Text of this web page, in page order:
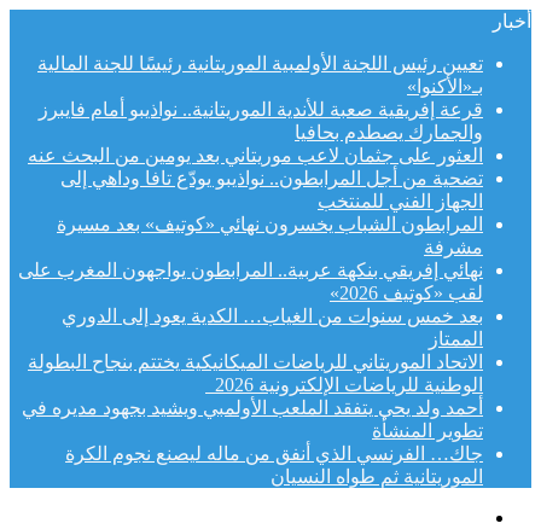
أخبار
تعيين رئيس اللجنة الأولمبية الموريتانية رئيسًا للجنة المالية
بـ«الأكنوا»
قرعة إفريقية صعبة للأندية الموريتانية.. نواذيبو أمام فايبرز
والجمارك يصطدم بحافيا
العثور على جثمان لاعب موريتاني بعد يومين من البحث عنه
تضحية من أجل المرابطون.. نواذيبو يودّع تافا وداهي إلى
الجهاز الفني للمنتخب
المرابطون الشباب يخسرون نهائي «كوتيف» بعد مسيرة
مشرفة
نهائي إفريقي بنكهة عربية.. المرابطون يواجهون المغرب على
لقب «كوتيف 2026»
بعد خمس سنوات من الغياب… الكدية يعود إلى الدوري
الممتاز
الاتحاد الموريتاني للرياضات الميكانيكية يختتم بنجاح البطولة
الوطنية للرياضات الإلكترونية 2026
أحمد ولد يحي يتفقد الملعب الأولمبي ويشيد بجهود مديره في
تطوير المنشأة
جاك… الفرنسي الذي أنفق من ماله ليصنع نجوم الكرة
الموريتانية ثم طواه النسيان